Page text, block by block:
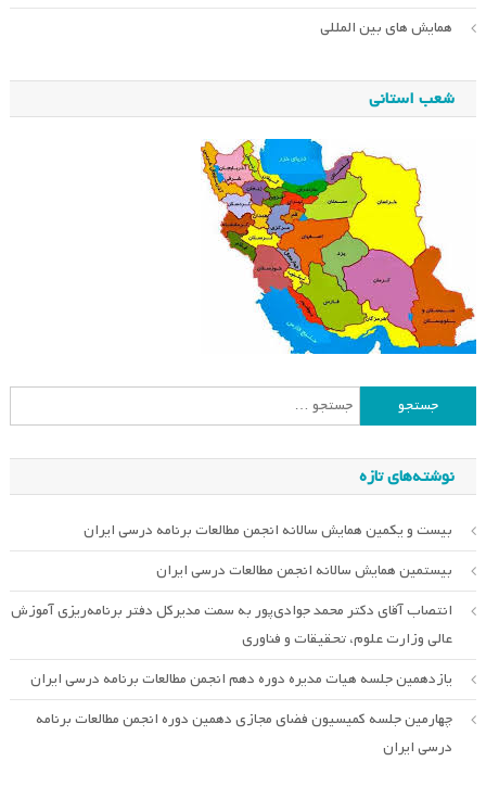
همایش های بین المللی
شعب استانی
جستجو
برای:
نوشته‌های تازه
بیست و یکمین همایش سالانه انجمن مطالعات برنامه درسی ایران
بیستمین همایش سالانه انجمن مطالعات درسی ایران
انتصاب آقای دکتر محمد جوادی‌پور به سمت مدیرکل دفتر برنامه‌ریزی آموزش
عالی وزارت علوم، تحقیقات و فناوری
یازدهمین جلسه هیات مدیره دوره دهم انجمن مطالعات برنامه درسی ایران
چهارمین جلسه کمیسیون فضای مجازی دهمین دوره انجمن مطالعات برنامه
درسی ایران